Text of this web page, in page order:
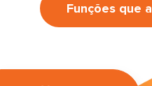
Funções que